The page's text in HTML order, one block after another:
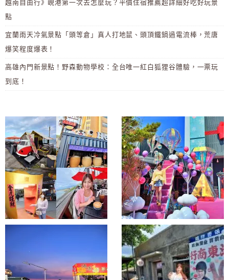
越南自由行》峴港第一次去怎麼玩？平價住宿推薦超詳細好吃好玩景
點
宜蘭雨天冷氣景點「頭等倉」真人打地鼠、頭頂鐵鍋過電流棒，荒唐
爆笑程度爆表！
高雄內門新景點！野森動物學校：全台唯一紅白狐狸谷體驗，一票玩
到底！